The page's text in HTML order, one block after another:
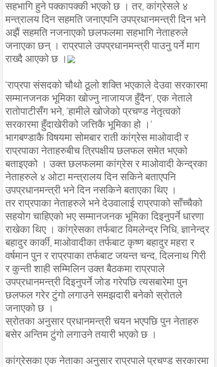
सहभागि हुने पक्कापक्की भएको छ । तर, कांग्रेसले ४
मन्त्रालय दिन सहमति जनाएपनि उपप्रधानमन्त्री दिन भने
अझैं सहमति नजनाएको छलफलमा सहभागि नेताहरुले
जनाएका छन् । राप्रपाले उपप्रधानमन्त्री पाउनु पर्ने माग
राख्दै आएको छ ।
‘राप्रपा संसदको चौथो ठूलो शक्ति भएकाले देउवा सरकारमा
सम्मानजनक भूमिका खोज्नु नाजायज हुँदैन’, एक नेताले
रातोपाटीसँग भने, ‘हामीले खोजेको प्रचण्ड नेतृत्वको
सरकारमा हुँदाखेरीको जत्तिकै भूमिका हो ।’
भागबण्डाकै विषयमा सोमबार राती कांग्रेस माओवादी र
राप्रपाका नेताहरुबीच त्रिपक्षीय छलफल समेत भएको
बताइएको । उक्त छलफलमा कांग्रेस र माओवादी केन्द्रका
नेताहरुले ४ ओटा मन्त्रालय दिन सकिने बताएपनि
उपप्रधानमन्त्री भने दिन नसकिने बताएका थिए ।
तर राप्रपाका नेताहरुले भने देउवालाई राप्रपाको साँच्चैको
सहयोग चाहिएको भए सम्मानजनक भूमिका दिइनुपर्ने धारणा
राखेका थिए । कांग्रेसका तर्फबाट विमलेन्द्र निधि, ज्ञानेन्द्र
बहादुर कार्की, माओवादीका तर्फबाट कृष्ण बहादुर महरा र
वर्षमान पुन र राप्रपाका तर्फबाट जयन्त चन्द, दिलनाथ गिरी
र कुन्ती शाही सम्मिलिन उक्त बैठकमा राप्रपाले
उपप्रधानमन्त्री दिइनुपर्ने जोड गरेपछि त्यसबारेमा पुन
छलफल गरेर टुंगो लगाउने समझदारी बनेको स्रोतले
जनाएको छ ।
स्रोतका अनुसार प्रधानमन्त्री चयन भएपछि पुन नेताहरु
बसेर अन्तिम टुंगो लगाउने तयारी भएको छ ।
कांग्रेसका एक नेताका अनुसार राप्रपाले प्रचण्ड सरकारमा